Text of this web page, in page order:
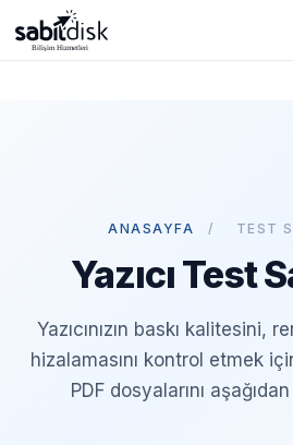
ANASAYFA / TEST
Yazıcı Test
Yazıcınızın baskı kalitesini,
hizalamasını kontrol etmek
PDF dosyalarını